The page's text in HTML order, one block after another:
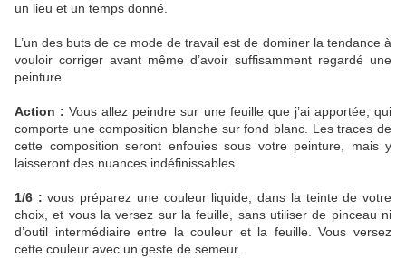
un lieu et un temps donné.
L’un des buts de ce mode de travail est de dominer la tendance à
vouloir corriger avant même d’avoir suffisamment regardé une
peinture.
Action : Vous allez peindre sur une feuille que j’ai apportée, qui
comporte une composition blanche sur fond blanc. Les traces de
cette composition seront enfouies sous votre peinture, mais y
laisseront des nuances indéfinissables.
1/6 :vous préparez une couleur liquide, dans la teinte de votre
choix, et vous la versez sur la feuille, sans utiliser de pinceau ni
d’outil intermédiaire entre la couleur et la feuille. Vous versez
cette couleur avec un geste de semeur.